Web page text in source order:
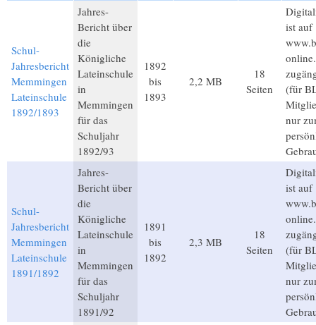
Schul-
Jahresbericht
Memmingen
Lateinschule
1892/1893
Jahres-
Bericht über
die
Königliche
Lateinschule
in
Memmingen
für das
Schuljahr
1892/93
1892
bis
1893
2,2 MB
18
Seiten
ist auf
(für
nur
Schul-
Jahresbericht
Memmingen
Lateinschule
1891/1892
Jahres-
Bericht über
die
Königliche
Lateinschule
in
Memmingen
für das
Schuljahr
1891/92
1891
bis
1892
2,3 MB
18
Seiten
ist auf
(für
nur